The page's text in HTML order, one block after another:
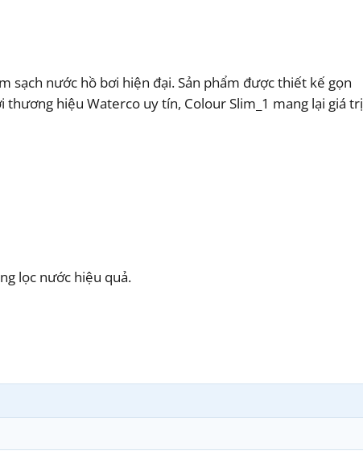
sạch nước hồ bơi hiện đại. Sản phẩm được thiết kế gọn
hiệu Waterco uy tín, Colour Slim_1 mang lại giá trị
lọc nước hiệu quả.